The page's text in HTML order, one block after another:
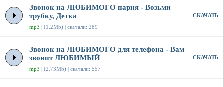
Звонок на ЛЮБИМОГО парня - Возьми
трубку, Детка
mp3 | (1.2Mb) | скачали: 289
СКАЧАТЬ
Звонок на ЛЮБИМОГО для телефона - Вам
звонит ЛЮБИМЫЙ
mp3 | (2.73Mb) | скачали: 557
СКАЧАТЬ